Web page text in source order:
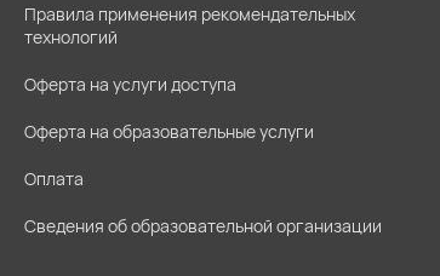
Правила применения рекомендательных
технологий
Оферта на услуги доступа
Оферта на образовательные услуги
Оплата
Сведения об образовательной организации